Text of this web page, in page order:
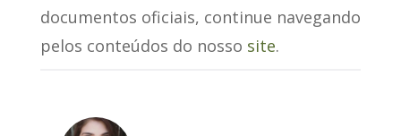
documentos oficiais, continue navegando
pelos conteúdos do nosso site.